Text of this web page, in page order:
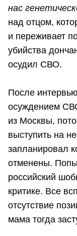
нас
над отцом,
и переживает
убийства
осудил СВО.
После
осуждением
из Москвы,
выступить на
запланировал
отменены.
российский
критике. Все
отсутствие
мама тогда